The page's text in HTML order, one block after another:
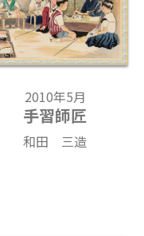
2010年5月
手習師匠
和田 三造